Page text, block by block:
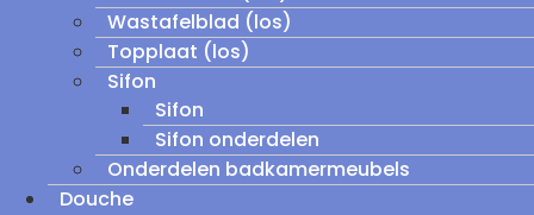
Wastafelblad (los)
Topplaat (los)
Sifon
Sifon
Sifon onderdelen
Onderdelen badkamermeubels
Douche